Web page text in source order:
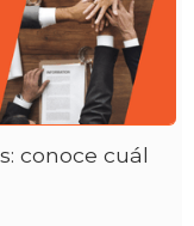
conoce cuál